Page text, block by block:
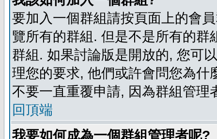
要加入一個群組請按頁面上的會
覽所有的群組. 但是不是所有的
群組. 如果討論版是開放的, 您可
理您的要求, 他們或許會問您為
不要一直重覆申請, 因為群組管理
回頂端
我要如何成為一個群組管理者呢?